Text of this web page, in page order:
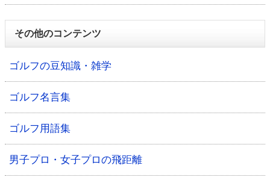
その他のコンテンツ
ゴルフの豆知識・雑学
ゴルフ名言集
ゴルフ用語集
男子プロ・女子プロの飛距離